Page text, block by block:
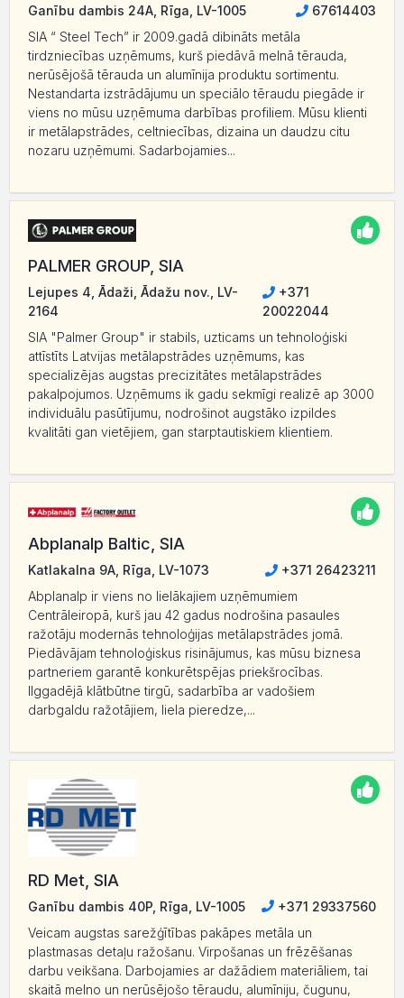
Ganību dambis 24A, Rīga, LV-1005
67614403
SIA “ Steel Tech” ir 2009.gadā dibināts metāla
tirdzniecības uzņēmums, kurš piedāvā melnā tērauda,
nerūsējošā tērauda un alumīnija produktu sortimentu.
Nestandarta izstrādājumu un speciālo tēraudu piegāde ir
viens no mūsu uzņēmuma darbības profiliem. Mūsu klienti
ir metālapstrādes, celtniecības, dizaina un daudzu citu
nozaru uzņēmumi. Sadarbojamies...
PALMER GROUP, SIA
Lejupes 4, Ādaži, Ādažu nov., LV-
2164
+371
20022044
SIA "Palmer Group" ir stabils, uzticams un tehnoloģiski
attīstīts Latvijas metālapstrādes uzņēmums, kas
specializējas augstas precizitātes metālapstrādes
pakalpojumos. Uzņēmums ik gadu sekmīgi realizē ap 3000
individuālu pasūtījumu, nodrošinot augstāko izpildes
kvalitāti gan vietējiem, gan starptautiskiem klientiem.
Abplanalp Baltic, SIA
Katlakalna 9A, Rīga, LV-1073
+371 26423211
Abplanalp ir viens no lielākajiem uzņēmumiem
Centrāleiropā, kurš jau 42 gadus nodrošina pasaules
ražotāju modernās tehnoloģijas metālapstrādes jomā.
Piedāvājam tehnoloģiskus risinājumus, kas mūsu biznesa
partneriem garantē konkurētspējas priekšrocības.
Ilggadējā klātbūtne tirgū, sadarbība ar vadošiem
darbgaldu ražotājiem, liela pieredze,...
RD Met, SIA
Ganību dambis 40P, Rīga, LV-1005
+371 29337560
Veicam augstas sarežģītības pakāpes metāla un
plastmasas detaļu ražošanu. Virpošanas un frēzēšanas
darbu veikšana. Darbojamies ar dažādiem materiāliem, tai
skaitā melno un nerūsējošo tēraudu, alumīniju, čugunu,